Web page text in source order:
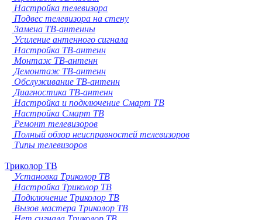
Настройка телевизора
Подвес телевизора на стену
Замена ТВ-антенны
Усиление антенного сигнала
Настройка ТВ-антенн
Монтаж ТВ-антенн
Демонтаж ТВ-антенн
Обслуживание ТВ-антенн
Диагностика ТВ-антенн
Настройка и подключение Смарт ТВ
Настройка Смарт ТВ
Ремонт телевизоров
Полный обзор неисправностей телевизоров
Типы телевизоров
Триколор ТВ
Установка Триколор ТВ
Настройка Триколор ТВ
Подключение Триколор ТВ
Вызов мастера Триколор ТВ